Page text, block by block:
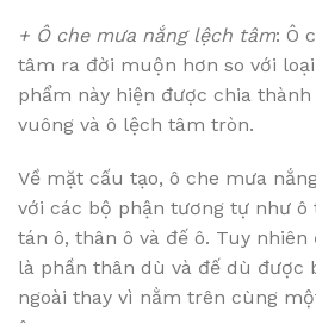
+ Ô che mưa nắng lệch tâm: Ô
tâm ra đời muộn hơn so với
phẩm này hiện được chia
vuông và ô lệch tâm tròn.
Về mặt cấu tạo, ô che mưa
với các bộ phận tương tự như ô
tán ô, thân ô và đế ô. Tuy
là phần thân dù và đế dù được
ngoài thay vì nằm trên cùng